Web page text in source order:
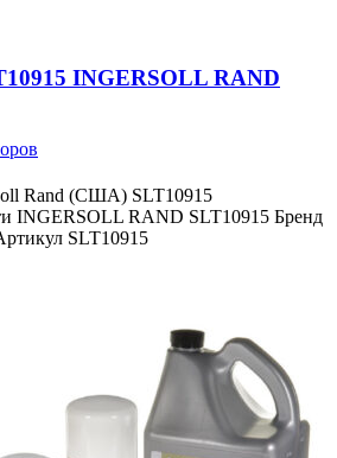
INGERSOLL RAND
Rand (США) SLT10915
INGERSOLL RAND SLT10915 Бренд
SLT10915